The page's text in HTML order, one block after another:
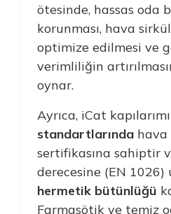
ötesinde, hassas oda
korunması, hava
optimize edilmesi ve
verimliliğin
oynar.
Ayrıca, iCat
standartlarındahava
sertifikasına sahiptir
derecesine (EN 1026)
hermetik bütünlüğü
Farmasötik ve temiz